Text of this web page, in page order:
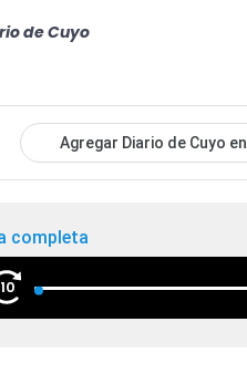
de Cuyo
Agregar Diario de Cuyo en
completa
10